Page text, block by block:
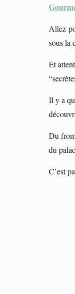
Allez
sous la
Et
Il y a
Du
du
C’est